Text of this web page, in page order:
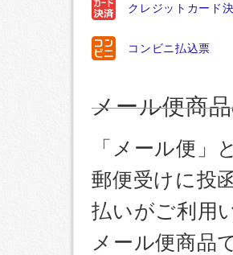
クレジットカード
コンビニ払込票
メール便商
「メール便」
郵便受けに投
払いがご利用
メール便商品